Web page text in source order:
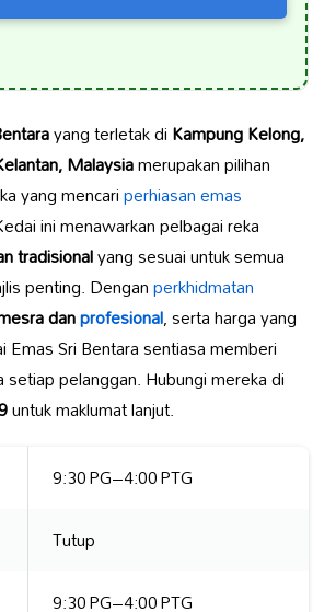
yang terletak diKampung Kelong,
Malaysiamerupakan pilihan
yang mencariperhiasan emas
ini menawarkan pelbagai reka
tradisionalyang sesuai untuk semua
penting. Denganperkhidmatan
danprofesional, serta harga yang
Emas Sri Bentara sentiasa memberi
setiap pelanggan. Hubungi mereka di
untuk maklumat lanjut.
9:30 PG–4:00 PTG
Tutup
9:30 PG–4:00 PTG